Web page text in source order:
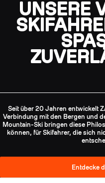
UNSERE
Seit über 20 Jahren entwickelt
Verbindung mit den Bergen und
Mountain-Ski bringen diese
können, für Skifahrer, die sich
Entdecke